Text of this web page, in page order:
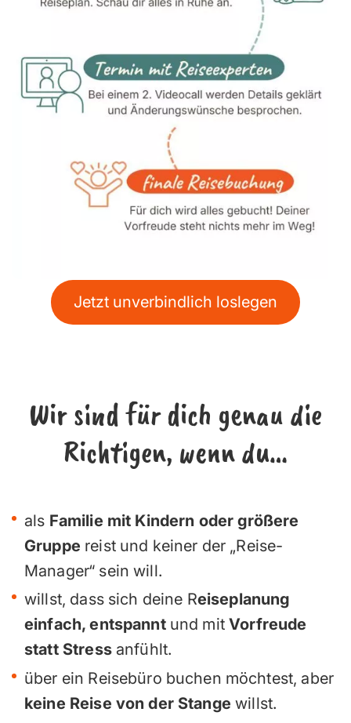
Jetzt unverbindlich loslegen
Wir sind für dich genau die
Richtigen, wenn du…
als Familie mit Kindern oder größere
Gruppe reist und keiner der „Reise-
Manager“ sein will.
willst, dass sich deine Reiseplanung
einfach, entspanntund mitVorfreude
statt Stressanfühlt.
über ein Reisebüro buchen möchtest, aber
keine Reise von der Stange willst.